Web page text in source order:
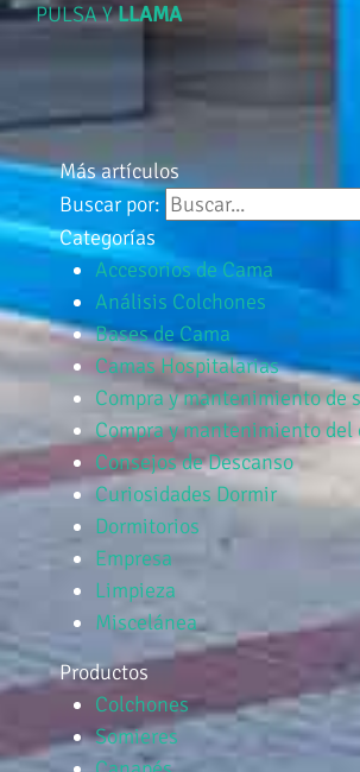
PULSA YLLAMA
Más artículos
Buscar por:
Categorías
Accesorios de Cama
Análisis Colchones
Bases de Cama
Camas Hospitalarias
Compra y mantenimiento de
Compra y mantenimiento del
Consejos de Descanso
Curiosidades Dormir
Dormitorios
Empresa
Limpieza
Miscelánea
Productos
Colchones
Somieres